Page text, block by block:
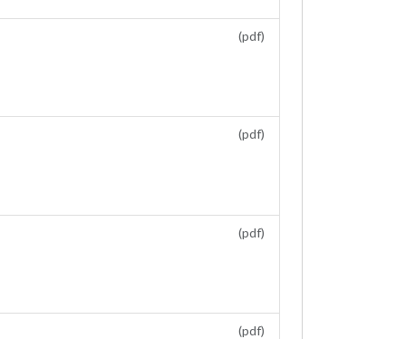
(pdf)
(pdf)
(pdf)
(pdf)